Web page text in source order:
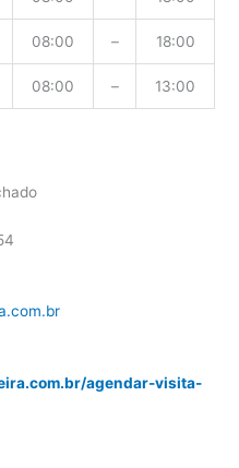
08:00 – 18:00
08:00 – 13:00
agendar-visita-